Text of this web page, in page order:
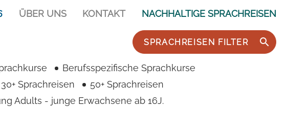
ÜBER UNS KONTAKT NACHHALTIGE SPRACHREISEN
SPRACHREISEN FILTER
Berufsspezifische Sprachkurse
30+ Sprachreisen
50+ Sprachreisen
Adults - junge Erwachsene ab 16J.